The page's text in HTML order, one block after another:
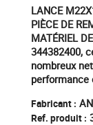
LANCE
PIÈCE DE
MATÉRIEL
344382400,
nombreux
performance
Fabricant :
Ref. produit :